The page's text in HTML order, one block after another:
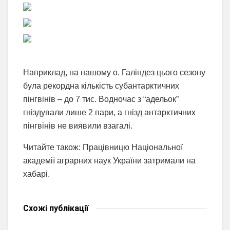
Наприклад, на нашому о. Галіндез цього сезону
була рекордна кількість субантарктичних
пінгвінів – до 7 тис. Водночас з “адельок”
гніздували лише 2 пари, а гнізд антарктичних
пінгвінів не виявили взагалі.
Читайте також: Працівницю Національної
академії аграрних наук України затримали на
хабарі.
Схожі публікації